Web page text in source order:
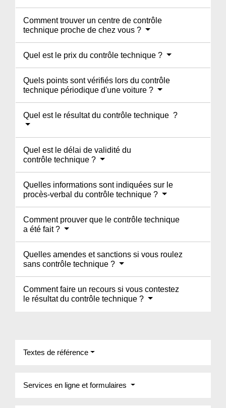
Comment trouver un centre de contrôle
technique proche de chez vous ?
Quel est le prix du contrôle technique ?
Quels points sont vérifiés lors du contrôle
technique périodique d'une voiture ?
Quel est le résultat du contrôle technique ?
Quel est le délai de validité du
contrôle technique ?
Quelles informations sont indiquées sur le
procès-verbal du contrôle technique ?
Comment prouver que le contrôle technique
a été fait ?
Quelles amendes et sanctions si vous roulez
sans contrôle technique ?
Comment faire un recours si vous contestez
le résultat du contrôle technique ?
Textes de référence
Services en ligne et formulaires